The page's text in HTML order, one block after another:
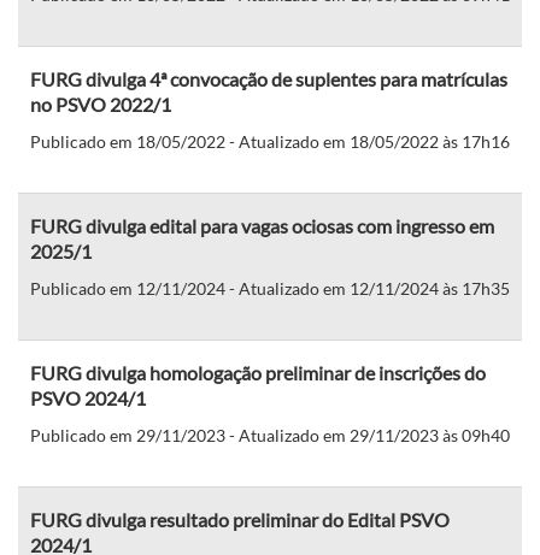
FURG divulga 4ª convocação de suplentes para matrículas
no PSVO 2022/1
Publicado em 18/05/2022 - Atualizado em 18/05/2022 às 17h16
FURG divulga edital para vagas ociosas com ingresso em
2025/1
Publicado em 12/11/2024 - Atualizado em 12/11/2024 às 17h35
FURG divulga homologação preliminar de inscrições do
PSVO 2024/1
Publicado em 29/11/2023 - Atualizado em 29/11/2023 às 09h40
FURG divulga resultado preliminar do Edital PSVO
2024/1